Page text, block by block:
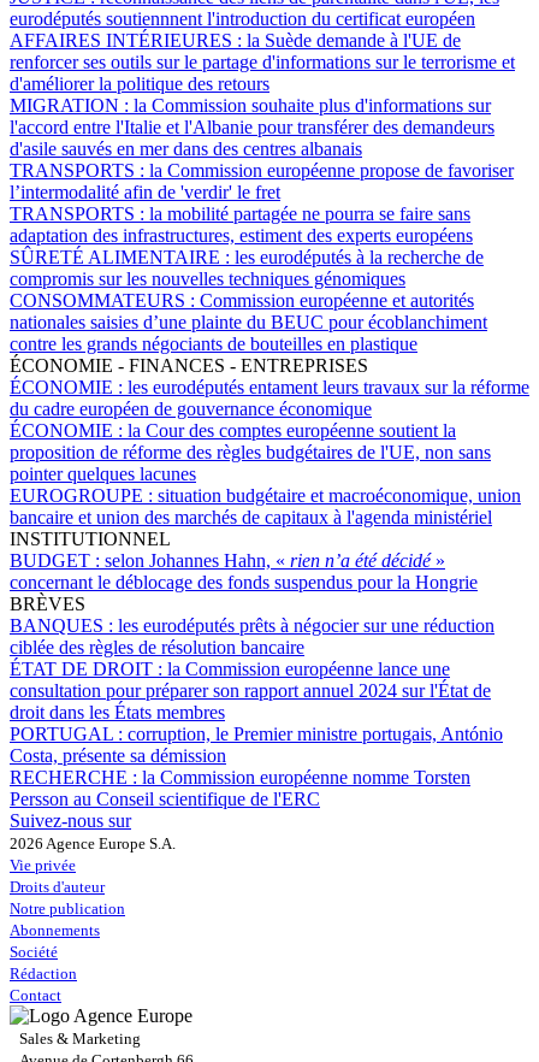
eurodéputés soutiennnent l'introduction du certificat européen
AFFAIRES INTÉRIEURES : la Suède demande à l'UE de
renforcer ses outils sur le partage d'informations sur le terrorisme et
d'améliorer la politique des retours
MIGRATION : la Commission souhaite plus d'informations sur
l'accord entre l'Italie et l'Albanie pour transférer des demandeurs
d'asile sauvés en mer dans des centres albanais
TRANSPORTS : la Commission européenne propose de favoriser
l’intermodalité afin de 'verdir' le fret
TRANSPORTS : la mobilité partagée ne pourra se faire sans
adaptation des infrastructures, estiment des experts européens
SÛRETÉ ALIMENTAIRE : les eurodéputés à la recherche de
compromis sur les nouvelles techniques génomiques
CONSOMMATEURS : Commission européenne et autorités
nationales saisies d’une plainte du BEUC pour écoblanchiment
contre les grands négociants de bouteilles en plastique
ÉCONOMIE - FINANCES - ENTREPRISES
ÉCONOMIE : les eurodéputés entament leurs travaux sur la réforme
du cadre européen de gouvernance économique
ÉCONOMIE : la Cour des comptes européenne soutient la
proposition de réforme des règles budgétaires de l'UE, non sans
pointer quelques lacunes
EUROGROUPE : situation budgétaire et macroéconomique, union
bancaire et union des marchés de capitaux à l'agenda ministériel
INSTITUTIONNEL
BUDGET : selon Johannes Hahn, « rien n’a été décidé »
concernant le déblocage des fonds suspendus pour la Hongrie
BRÈVES
BANQUES : les eurodéputés prêts à négocier sur une réduction
ciblée des règles de résolution bancaire
ÉTAT DE DROIT : la Commission européenne lance une
consultation pour préparer son rapport annuel 2024 sur l'État de
droit dans les États membres
PORTUGAL : corruption, le Premier ministre portugais, António
Costa, présente sa démission
RECHERCHE : la Commission européenne nomme Torsten
Persson au Conseil scientifique de l'ERC
Suivez-nous sur
2026 Agence Europe S.A.
Vie privée
Droits d'auteur
Notre publication
Abonnements
Société
Rédaction
Contact
Sales & Marketing